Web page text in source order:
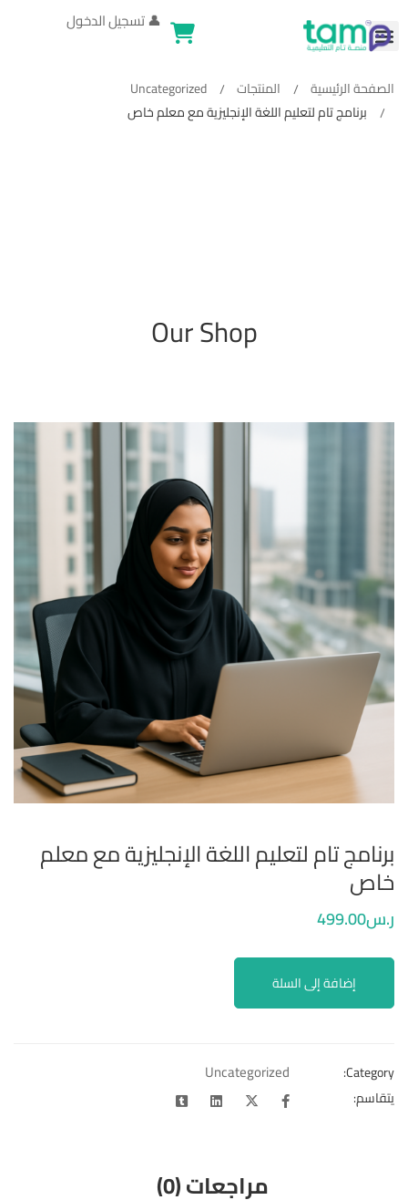
👤تسجيل الدخول
Our Shop
الصفحة الرئيسية المنتجات
Uncategorized
برنامج تام لتعليم اللغة الإنجليزية مع معلم خاص
برنامج تام لتعليم اللغة الإنجليزية مع معلم
خاص
ر.س 499.00
إضافة إلى السلة
Category:
Uncategorized
يتقاسم:
مراجعات (0)